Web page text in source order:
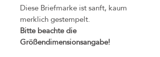
Diese Briefmarke ist sanft, kaum
merklich gestempelt.
Bitte beachte die
Größendimensionsangabe!